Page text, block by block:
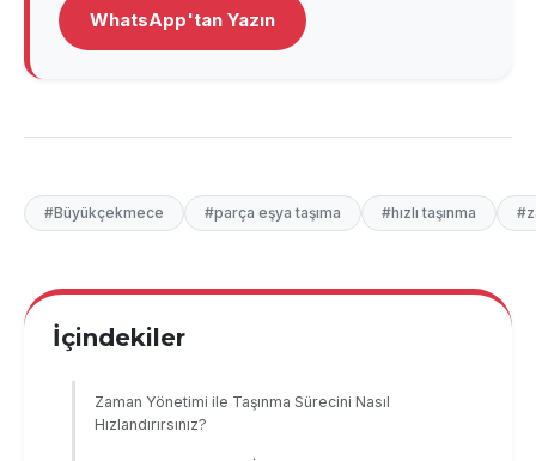
WhatsApp'tan Yazın
#Büyükçekmece #parça eşya taşıma #hızlı taşınma
İçindekiler
Zaman Yönetimi ile Taşınma Sürecini Nasıl
Hızlandırırsınız?